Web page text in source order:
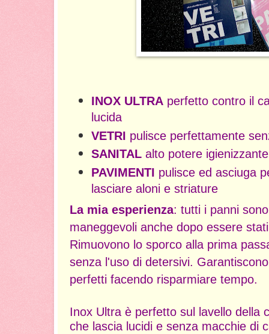
INOX ULTRA perfetto contro il
lucida
VETRI pulisce perfettamente
SANITAL alto potere
PAVIMENTI pulisce ed asciuga
lasciare aloni e striature
La mia esperienza: tutti i panni
maneggevoli anche dopo essere
Rimuovono lo sporco alla prima
senza l'uso di detersivi.
perfetti facendo risparmiare tempo.
Inox Ultra è perfetto sul lavello della
che lascia lucidi e senza macchie di